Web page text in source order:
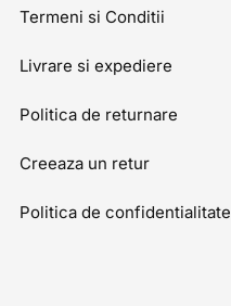
Termeni si Conditii
Livrare si expediere
Politica de returnare
Creeaza un retur
Politica de confidentialitate